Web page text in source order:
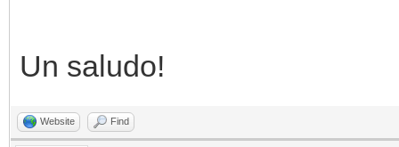
Un saludo!
Website Find